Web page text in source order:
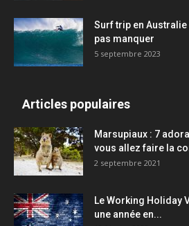
Surf trip en Australie
pas manquer
5 septembre 2023
Articles populaires
Marsupiaux : 7
vous allez faire la
2 septembre 2021
Le Working Holiday
une année en...